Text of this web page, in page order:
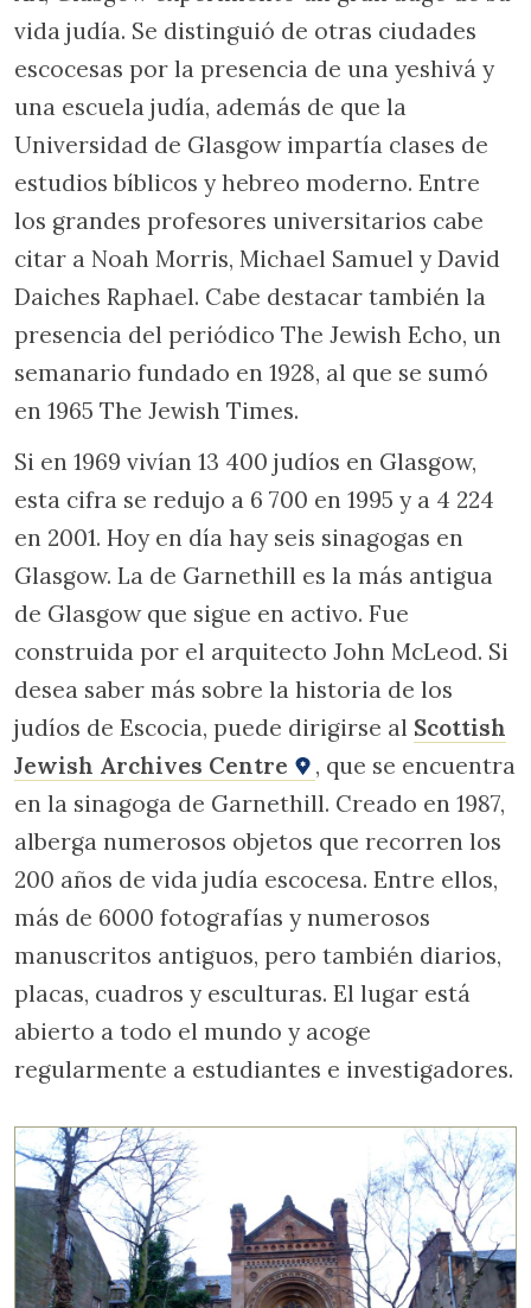
vida judía. Se distinguió de otras ciudades
escocesas por la presencia de una yeshivá y
una escuela judía, además de que la
Universidad de Glasgow impartía clases de
estudios bíblicos y hebreo moderno. Entre
los grandes profesores universitarios cabe
citar a Noah Morris, Michael Samuel y David
Daiches Raphael. Cabe destacar también la
presencia del periódico The Jewish Echo, un
semanario fundado en 1928, al que se sumó
en 1965 The Jewish Times.
Si en 1969 vivían 13 400 judíos en Glasgow,
esta cifra se redujo a 6 700 en 1995 y a 4 224
en 2001. Hoy en día hay seis sinagogas en
Glasgow. La de Garnethill es la más antigua
de Glasgow que sigue en activo. Fue
construida por el arquitecto John McLeod. Si
desea saber más sobre la historia de los
judíos de Escocia, puede dirigirse al Scottish
Jewish Archives Centre
, que se encuentra
en la sinagoga de Garnethill. Creado en 1987,
alberga numerosos objetos que recorren los
200 años de vida judía escocesa. Entre ellos,
más de 6000 fotografías y numerosos
manuscritos antiguos, pero también diarios,
placas, cuadros y esculturas. El lugar está
abierto a todo el mundo y acoge
regularmente a estudiantes e investigadores.